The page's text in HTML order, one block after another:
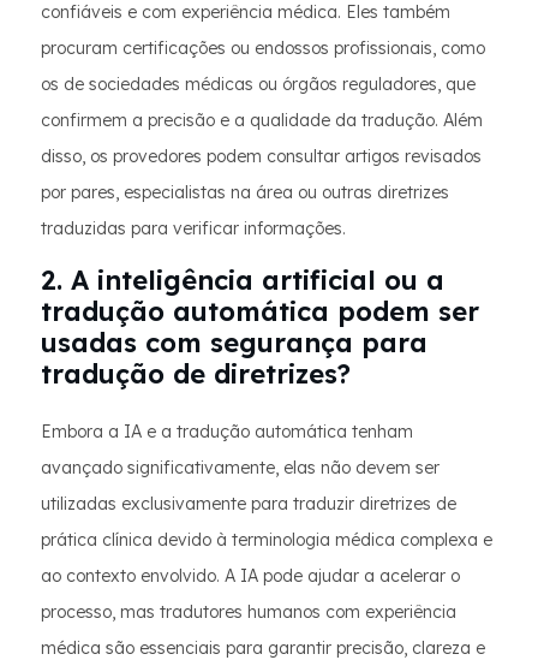
confiáveis e com experiência médica. Eles também
procuram certificações ou endossos profissionais, como
os de sociedades médicas ou órgãos reguladores, que
confirmem a precisão e a qualidade da tradução. Além
disso, os provedores podem consultar artigos revisados
por pares, especialistas na área ou outras diretrizes
traduzidas para verificar informações.
2. A inteligência artificial ou a
tradução automática podem ser
usadas com segurança para
tradução de diretrizes?
Embora a IA e a tradução automática tenham
avançado significativamente, elas não devem ser
utilizadas exclusivamente para traduzir diretrizes de
prática clínica devido à terminologia médica complexa e
ao contexto envolvido. A IA pode ajudar a acelerar o
processo, mas tradutores humanos com experiência
médica são essenciais para garantir precisão, clareza e